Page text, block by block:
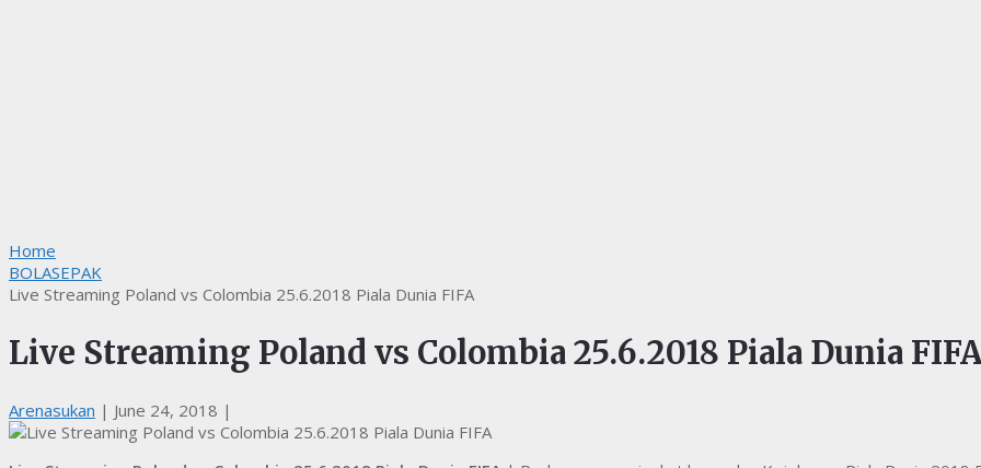
Home
BOLASEPAK
Live Streaming Poland vs Colombia 25.6.2018 Piala Dunia FIFA
Live Streaming Poland vs Colombia 25.6.2018 Piala Dunia
Arenasukan | June 24, 2018 |